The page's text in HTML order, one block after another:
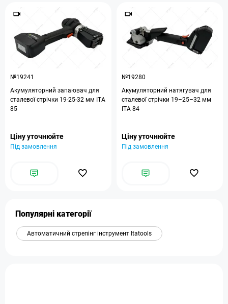
№19241
Акумуляторний запаювач для
сталевої стрічки 19-25-32 мм ITA
85
Ціну уточнюйте
Під замовлення
№19280
Акумуляторний натягувач для
сталевої стрічки 19–25–32 мм
ITA 84
Ціну уточнюйте
Під замовлення
Популярні категорії
Автоматичний стрепінг інструмент Itatools